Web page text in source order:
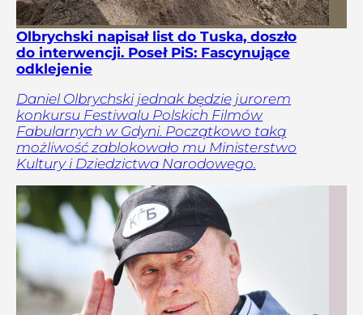
Olbrychski napisał list do Tuska, doszło
do interwencji. Poseł PiS: Fascynujące
odklejenie
Daniel Olbrychski jednak będzie jurorem
konkursu Festiwalu Polskich Filmów
Fabularnych w Gdyni. Początkowo taką
możliwość zablokowało mu Ministerstwo
Kultury i Dziedzictwa Narodowego.